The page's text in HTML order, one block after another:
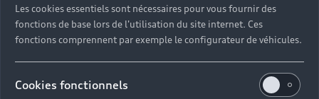
immédiatement disponibles avec Audi.
Les cookies essentiels sont nécessaires pour vous fournir des
fonctions de base lors de l'utilisation du site internet. Ces
fonctions comprennent par exemple le configurateur de véhicules.
Cookies fonctionnels